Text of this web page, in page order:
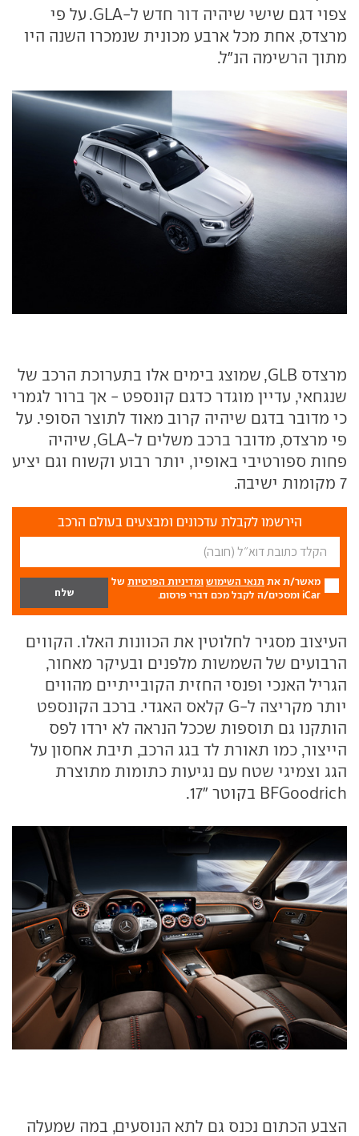
צפוי דגם שישי שיהיה דור חדש ל-GLA. על פי
מרצדס, אחת מכל ארבע מכונית שנמכרו השנה היו
מתוך הרשימה הנ"ל.
מרצדס GLB, שמוצג בימים אלו בתערוכת הרכב של
שנגחאי, עדיין מוגדר כדגם קונספט - אך ברור לגמרי
כי מדובר בדגם שיהיה קרוב מאוד לתוצר הסופי. על
פי מרצדס, מדובר ברכב משלים ל-GLA, שיהיה
פחות ספורטיבי באופיו, יותר רבוע וקשוח וגם יציע
7 מקומות ישיבה.
הירשמו לקבלת עדכונים ומבצעים בעולם הרכב
מאשר/ת את תנאי השימוש ומדיניות הפרטיות של
iCar ומסכים/ה לקבל מכם דברי פרסום.
העיצוב מסגיר לחלוטין את הכוונות האלו. הקווים
הרבועים של השמשות מלפנים ובעיקר מאחור,
הגריל האנכי ופנסי החזית הקובייתיים מהווים
יותר מקריצה ל-G קלאס האגדי. ברכב הקונספט
הותקנו גם תוספות שככל הנראה לא ירדו לפס
הייצור, כמו תאורת לד בגג הרכב, תיבת אחסון על
הגג וצמיגי שטח עם נגיעות כתומות מתוצרת
BFGoodrich בקוטר "17.
הצבע הכתום נכנס גם לתא הנוסעים, במה שמעלה